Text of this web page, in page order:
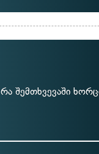
რა შემთხვევაში